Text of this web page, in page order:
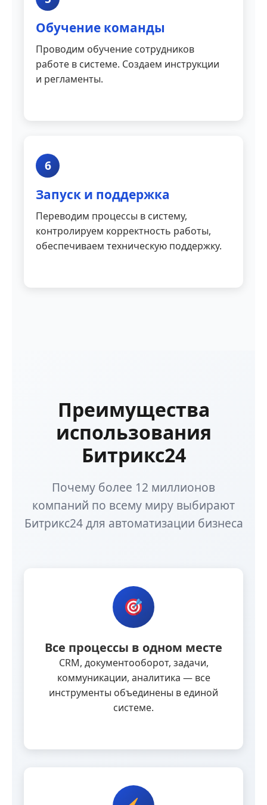
Обучение команды
Проводим обучение сотрудников
работе в системе. Создаем инструкции
и регламенты.
6
Запуск и поддержка
Переводим процессы в систему,
контролируем корректность работы,
обеспечиваем техническую поддержку.
Преимущества
использования
Битрикс24
Почему более 12 миллионов
компаний по всему миру выбирают
Битрикс24 для автоматизации бизнеса
Все процессы в одном месте
CRM, документооборот, задачи,
коммуникации, аналитика — все
инструменты объединены в единой
системе.